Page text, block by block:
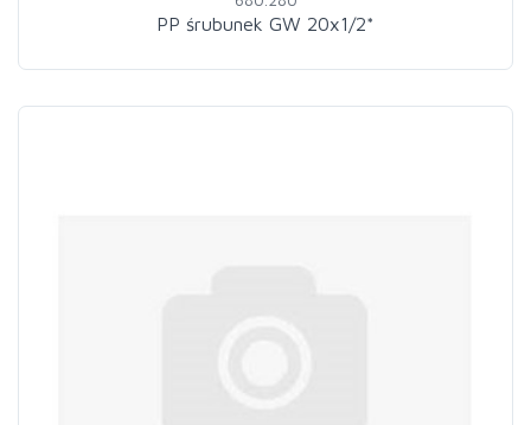
PP śrubunek GW 20x1/2*